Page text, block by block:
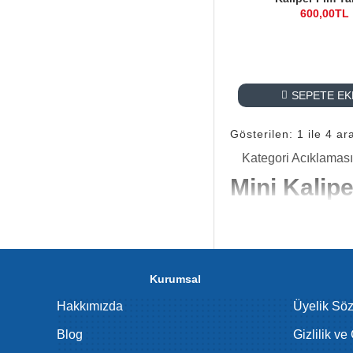
600,00TL
SEPETE
Gösterilen: 1 ile 4
Kategori Acıklaması
Mini
Kaliper
Kaliper pimleri, fren
ve maksimum fren
Kurumsal
Hakkımızda
Blog
Üyelik
Gizlilik ve